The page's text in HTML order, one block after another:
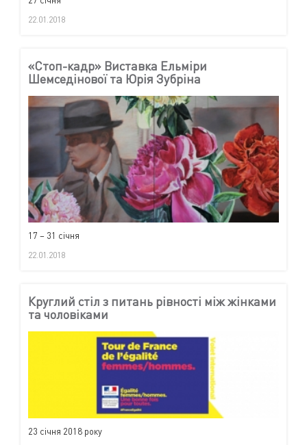
22.01.2018
«Стоп-кадр» Виставка Ельміри
Шемседінової та Юрія Зубріна
17 – 31 січня
22.01.2018
Круглий стіл з питань рівності між жінками
та чоловіками
23 січня 2018 року